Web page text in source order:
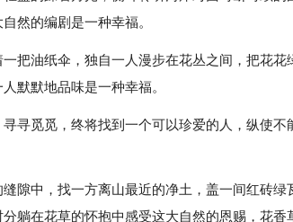
然的编剧是一种幸福。
把油纸伞，独自一人漫步在花丛之间，把花
默默地品味是一种幸福。
寻觅觅，终将找到一个可以珍爱的人，纵使
隙中，找一方离山最近的净土，盖一间红砖
躺在花草的怀抱中感受这大自然的恩赐，花